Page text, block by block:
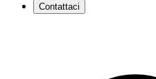
Contattaci